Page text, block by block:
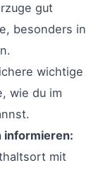
gut
besonders in
wichtige
wie du im
informieren:
mit